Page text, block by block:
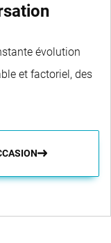
évolution
et factoriel, des